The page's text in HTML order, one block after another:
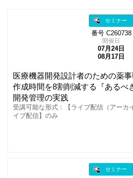
セミナー
番号 C260738
開催日
07月24日
08月17日
医療機器開発設計者のための薬
作成時間を8割削減する『あるべ
開発管理の実践
受講可能な形式：【ライブ配信（アーカ
イブ配信】のみ
セミナー